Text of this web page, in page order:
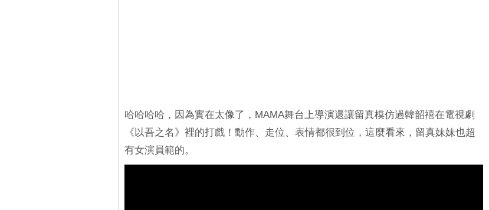
哈哈哈哈，因為實在太像了，MAMA舞台上導演還讓留真模仿過韓韶禧在電視劇
《以吾之名》裡的打戲！動作、走位、表情都很到位，這麼看來，留真妹妹也超
有女演員範的。